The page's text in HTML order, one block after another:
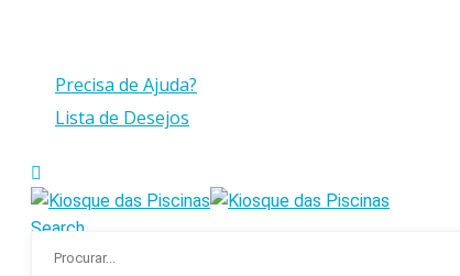
Precisa de Ajuda?
Lista de Desejos
Search